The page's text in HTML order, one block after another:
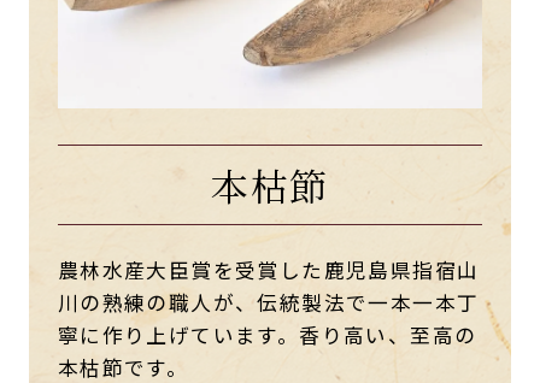
本枯節
農林水産大臣賞を受賞した鹿児島県指宿山
川の熟練の職人が、伝統製法で一本一本丁
寧に作り上げています。香り高い、至高の
本枯節です。